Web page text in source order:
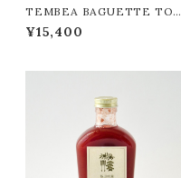
TEMBEA BAGUETTE TOT
E
¥15,400